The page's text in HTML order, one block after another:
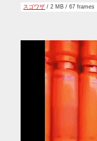
スゴワザ / 2 MB / 67 frames